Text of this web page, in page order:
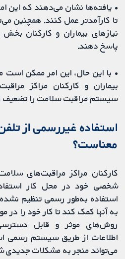
• یافته‌ها نشان می‌دهند که این
تا کارآمدتر عمل کنند. همچنین
نیازهای بیماران و کارکنان
پاسخ دهند.
• با این حال، این امر ممکن است
بیماران و کارکنان مراکز
سیستم مراقبت سلامت را تضعیف
استفاده غیررسمی از
معناست؟
کارکنان مراکز مراقبت‌‌های
شخصی خود در محل کار
استفاده به‌طور رسمی تنظیم
به آنها کمک کند تا کار خود را در
روش‌های موثر و قابل
اطلاعات از طریق سیستم رسمی
می‌تواند منجر به مشکلات جدیدی